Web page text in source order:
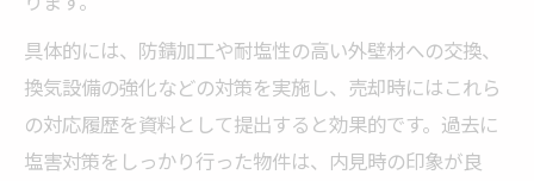
具体的には、防錆加工や耐塩性の高い外壁材への交換、
換気設備の強化などの対策を実施し、売却時にはこれら
の対応履歴を資料として提出すると効果的です。過去に
塩害対策をしっかり行った物件は、内見時の印象が良